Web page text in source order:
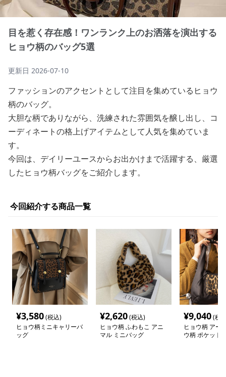
目を惹く存在感！ワンランク上のお洒落を演出する
ヒョウ柄のバッグ5選
更新日 2026-07-10
ファッションのアクセントとして注目を集めているヒョウ
柄のバッグ。
大胆な柄でありながら、洗練された雰囲気を醸し出し、コ
ーディネートの格上げアイテムとして人気を集めていま
す。
今回は、デイリーユースからお出かけまで活躍する、厳選
したヒョウ柄バッグをご紹介します。
今回紹介する商品一覧
¥3,580(税込)
ヒョウ柄ミニキャリーバ
ッグ
¥2,620(税込)
ヒョウ柄 ふわもこ アニ
マル ミニバッグ
¥9,040(税
ヒョウ柄 アー
ウ柄 ポケット